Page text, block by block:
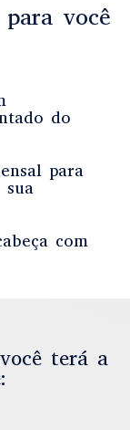
você
do
para
com
terá a